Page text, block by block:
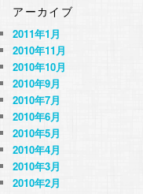
アーカイブ
2011年1月
2010年11月
2010年10月
2010年9月
2010年7月
2010年6月
2010年5月
2010年4月
2010年3月
2010年2月